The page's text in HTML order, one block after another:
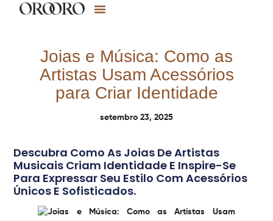
Joias e Música: Como as
Artistas Usam Acessórios
para Criar Identidade
setembro 23, 2025
Descubra Como As Joias De Artistas
Musicais Criam Identidade E Inspire-Se
Para Expressar Seu Estilo Com Acessórios
Únicos E Sofisticados.